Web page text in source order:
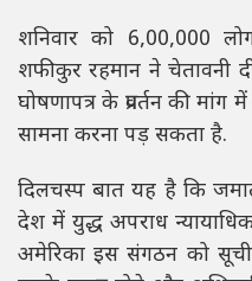
शनिवार को 6,00,000
शफीकुर रहमान ने चेतावनी
घोषणापत्र के प्रवर्तन की
सामना करना पड़ सकता है.
दिलचस्प बात यह है कि
देश में युद्ध अपराध
अमेरिका इस संगठन को